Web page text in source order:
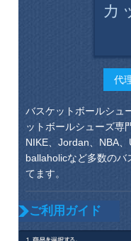
カ
代
バスケットボールシュ
ットボールシューズ専
NIKE、Jordan、NBA、
ballaholicなど多数のバ
てます。
ご利用ガイド